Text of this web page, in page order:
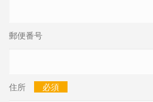
郵便番号
住所 必須